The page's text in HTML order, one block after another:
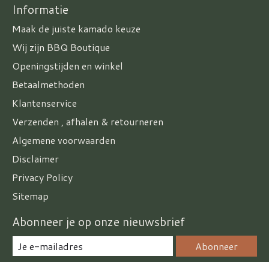
Informatie
Maak de juiste kamado keuze
Wij zijn BBQ Boutique
Openingstijden en winkel
Betaalmethoden
Klantenservice
Verzenden , afhalen & retourneren
Algemene voorwaarden
Disclaimer
Privacy Policy
Sitemap
Abonneer je op onze nieuwsbrief
Abonneer